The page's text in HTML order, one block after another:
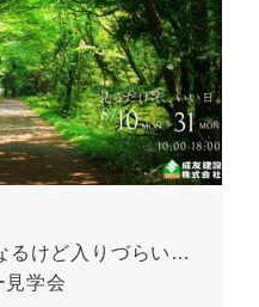
るけど入りづらい…
見学会